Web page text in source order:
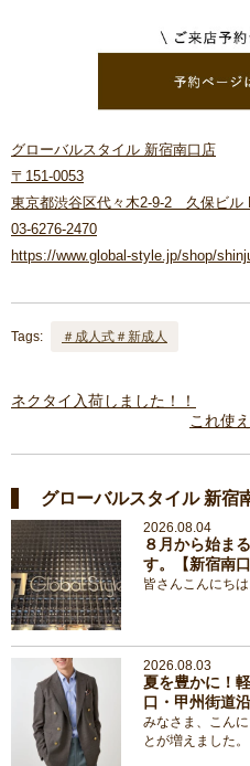
グローバルスタイル 新宿南口店
〒151-0053
東京都渋谷区代々木2-9-2 久保ビル
03-6276-2470
https://www.global-style.jp/shop/
Tags: ＃成人式＃新成人
ネクタイ入荷しました！！
これ使
グローバルスタイル 新宿
2026.08.04
８月から始ま
す。【新宿南口
皆さんこんにち
2026.08.03
夏を豊かに！
口・甲州街道沿
みなさま、こん
とが増えました